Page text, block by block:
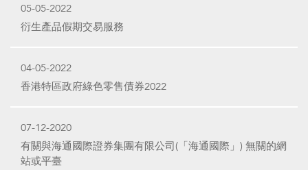
05-05-2022
衍生產品假期交易服務
04-05-2022
香港特區政府綠色零售債券2022
07-12-2020
有關與海通國際證券集團有限公司(「海通國際」) 無關的網
站或平臺